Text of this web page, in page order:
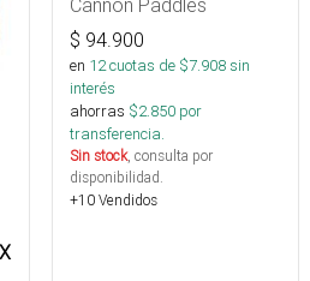
Cannon Paddles
$ 94.900
en 12cuotas de $7.908sin
interés
ahorras $2.850 por
transferencia.
Sin stock, consulta por
disponibilidad.
+10 Vendidos